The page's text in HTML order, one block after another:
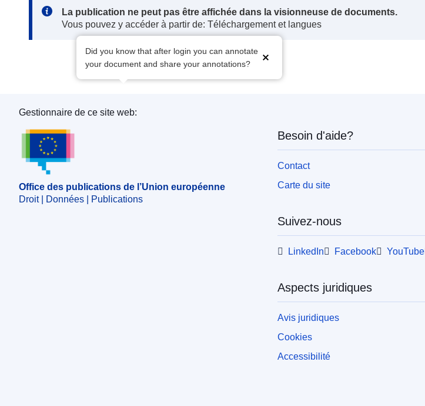
Note:
La publication ne peut pas être affichée dans la visionneuse de documents.
Vous pouvez y accéder à partir de: Téléchargement et langues
Did you know that after login you can annotate
your document and share your annotations?
Office des publications de l’Union européenne
Gestionnaire de ce site web:
Office des publications de l’Union européenne
Droit | Données | Publications
Besoin d'aide?
Contact
Carte du site
Suivez-nous
LinkedIn Facebook YouTube
Aspects juridiques
Avis juridiques
Cookies
Accessibilité